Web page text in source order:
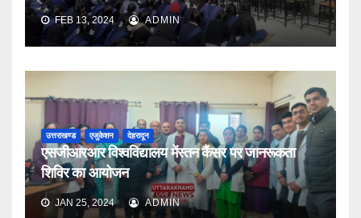
FEB 13, 2024 ADMIN
उत्तराखण्ड एजुकेशन देहरादून
एसजीआरआर विश्वविद्यालय मेंस्तन कैंसर पर जानरूकता
शिविर का आयोजन
JAN 25, 2024 ADMIN